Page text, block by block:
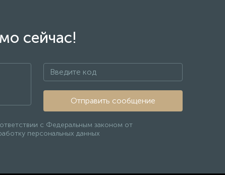
сейчас!
Отправить сообщение
с Федеральным законом от
персональных данных